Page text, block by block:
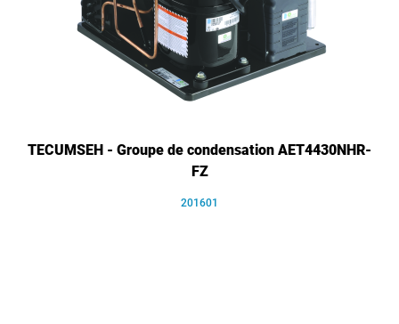
TECUMSEH - Groupe de condensation AET4430NHR-
FZ
201601